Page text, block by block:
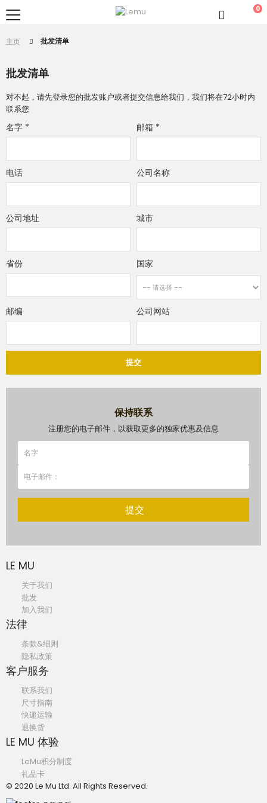
0
主页 批发清单
批发清单
对不起，请先登录您的批发账户或者提交信息给我们，我们将在72小时内
联系您
名字 * 邮箱 *
电话 公司名称
公司地址 城市
省份 国家
邮编 公司网站
提交
保持联系
注册您的电子邮件，以获取更多的独家优惠及信息
提交
LE MU
关于我们
批发
加入我们
法律
条款&细则
隐私政策
客户服务
联系我们
尺寸指南
快递运输
退换货
LE MU 体验
LeMu积分制度
礼品卡
© 2020 Le Mu Ltd. All Rights Reserved.